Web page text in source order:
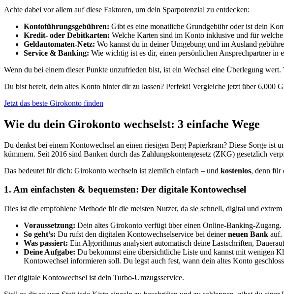
Achte dabei vor allem auf diese Faktoren, um dein Sparpotenzial zu entdecken:
Kontoführungsgebühren: Gibt es eine monatliche Grundgebühr oder ist dein
Kredit- oder Debitkarten: Welche Karten sind im Konto inklusive und für
Geldautomaten-Netz: Wo kannst du in deiner Umgebung und im Ausland
Service & Banking: Wie wichtig ist es dir, einen persönlichen Ansprechpartner
Wenn du bei einem dieser Punkte unzufrieden bist, ist ein Wechsel eine Überlegung
Du bist bereit, dein altes Konto hinter dir zu lassen? Perfekt! Vergleiche jetzt über 6.000
Jetzt das beste Girokonto finden
Wie du dein Girokonto wechselst: 3 einfache Wege
Du denkst bei einem Kontowechsel an einen riesigen Berg Papierkram? Diese Sorge ist
kümmern. Seit 2016 sind Banken durch das Zahlungskontengesetz (ZKG) gesetzlich
Das bedeutet für dich: Girokonto wechseln ist ziemlich einfach – und kostenlos, denn für
1. Am einfachsten & bequemsten: Der digitale Kontowechsel
Dies ist die empfohlene Methode für die meisten Nutzer, da sie schnell, digital und
Voraussetzung: Dein altes Girokonto verfügt über einen Online-Banking-Zugang.
So geht’s: Du rufst den digitalen Kontowechselservice bei deinerneuen Bank auf.
Was passiert: Ein Algorithmus analysiert automatisch deine Lastschriften,
Deine Aufgabe: Du bekommst eine übersichtliche Liste und kannst mit wenigen
Kontowechsel informieren soll. Du legst auch fest, wann dein altes Konto
Der digitale Kontowechsel ist dein Turbo-Umzugsservice.